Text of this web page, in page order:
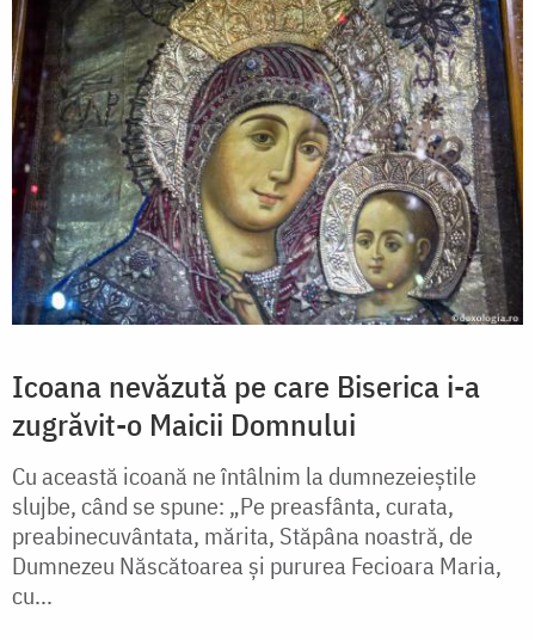
Icoana nevăzută pe care Biserica i-a
zugrăvit-o Maicii Domnului
Cu această icoană ne întâlnim la dumnezeieștile
slujbe, când se spune: „Pe preasfânta, curata,
preabinecuvântata, mărita, Stăpâna noastră, de
Dumnezeu Născătoarea și pururea Fecioara Maria,
cu...